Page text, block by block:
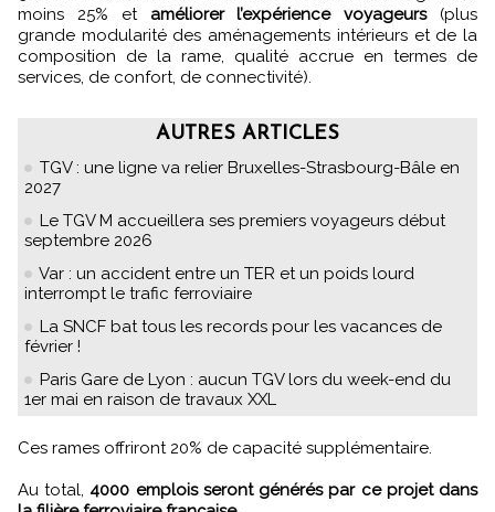
moins 25% et améliorer l’expérience voyageurs(plus
grande modularité des aménagements intérieurs et de la
composition de la rame, qualité accrue en termes de
services, de confort, de connectivité).
AUTRES ARTICLES
TGV : une ligne va relier Bruxelles-Strasbourg-Bâle en
2027
Le TGV M accueillera ses premiers voyageurs début
septembre 2026
Var : un accident entre un TER et un poids lourd
interrompt le trafic ferroviaire
La SNCF bat tous les records pour les vacances de
février !
Paris Gare de Lyon : aucun TGV lors du week-end du
1er mai en raison de travaux XXL
Ces rames offriront 20% de capacité supplémentaire.
Au total,4000 emplois seront générés par ce projet dans